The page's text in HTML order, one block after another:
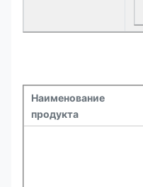
Наименование
продукта